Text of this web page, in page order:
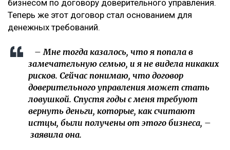
бизнесом по договору доверительного управления.
Теперь же этот договор стал основанием для
денежных требований.
– Мне тогда казалось, что я попала в
замечательную семью, и я не видела никаких
рисков. Сейчас понимаю, что договор
доверительного управления может стать
ловушкой. Спустя годы с меня требуют
вернуть деньги, которые, как считают
истцы, были получены от этого бизнеса, –
заявила она.